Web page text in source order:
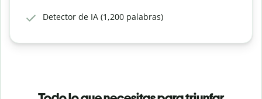
Detector de IA (1,200 palabras)